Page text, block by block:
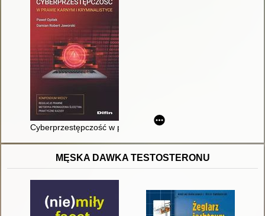
Cyberprzestępczość w prawie karnym i kryminalistyce
MĘSKA DAWKA TESTOSTERONU